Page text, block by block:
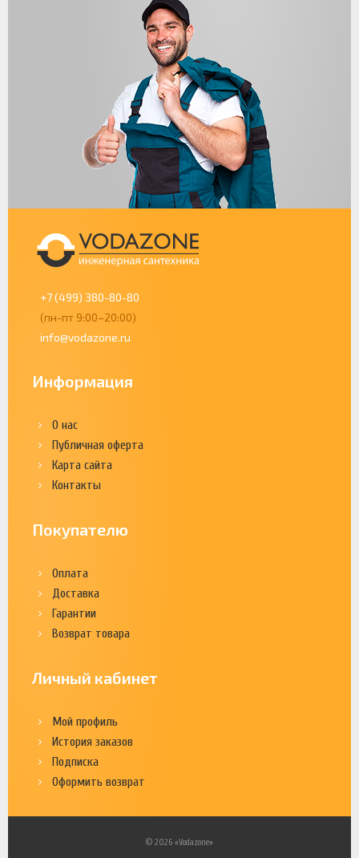
+7 (499) 380-80-80
(пн-пт 9:00–20:00)
info@vodazone.ru
Информация
О нас
Публичная оферта
Карта сайта
Контакты
Покупателю
Оплата
Доставка
Гарантии
Возврат товара
Личный кабинет
Мой профиль
История заказов
Подписка
Оформить возврат
© 2026 «Vodazone»